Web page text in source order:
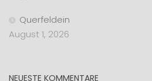
Querfeldein
August 1, 2026
NEUESTE KOMMENTARE